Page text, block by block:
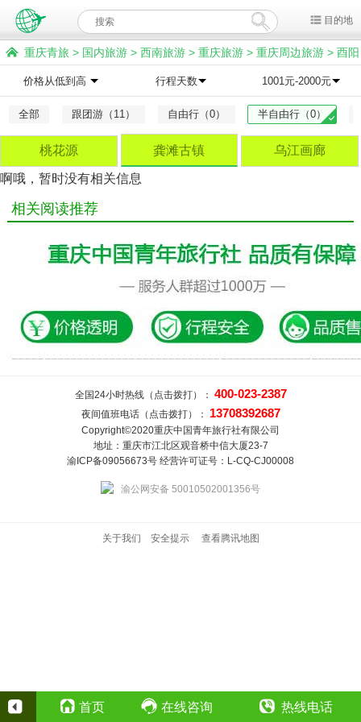
目的地
重庆青旅 > 国内旅游 > 西南旅游 > 重庆旅游 > 重庆周边旅游 > 酉阳
旅游 > 龚滩古镇旅游
价格从低到高 行程天数 1001元-2000元
全部 跟团游（11） 自由行（0） 半自由行（0）
桃花源 龚滩古镇 乌江画廊
啊哦，暂时没有相关信息
相关阅读推荐
全国24小时热线（点击拨打）： 400-023-2387
夜间值班电话（点击拨打）： 13708392687
Copyright©2020重庆中国青年旅行社有限公司
地址：重庆市江北区观音桥中信大厦23-7
渝ICP备09056673号 经营许可证号：L-CQ-CJ00008
渝公网安备 50010502001356号
关于我们 安全提示 查看腾讯地图
首页 在线咨询 热线电话